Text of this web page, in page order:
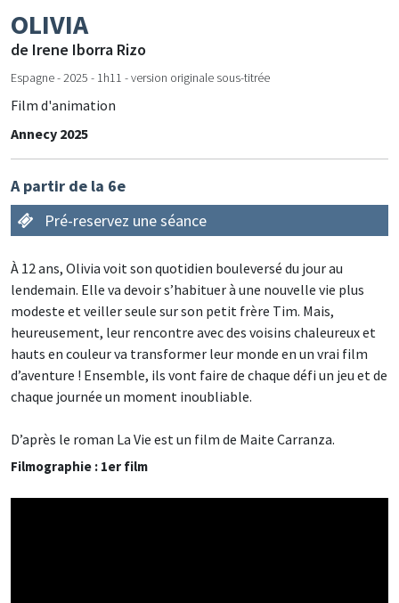
OLIVIA
de Irene Iborra Rizo
Espagne - 2025 - 1h11 - version originale sous-titrée
Film d'animation
Annecy 2025
A partir de la 6e
Pré-reservez une séance
À 12 ans, Olivia voit son quotidien bouleversé du jour au
lendemain. Elle va devoir s’habituer à une nouvelle vie plus
modeste et veiller seule sur son petit frère Tim. Mais,
heureusement, leur rencontre avec des voisins chaleureux et
hauts en couleur va transformer leur monde en un vrai film
d’aventure ! Ensemble, ils vont faire de chaque défi un jeu et de
chaque journée un moment inoubliable.
D’après le roman La Vie est un film de Maite Carranza.
Filmographie : 1er film